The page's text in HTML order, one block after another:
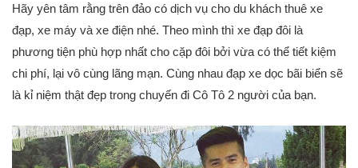
Hãy yên tâm rằng trên đảo có dịch vụ cho du khách thuê xe
đạp, xe máy và xe điện nhé. Theo mình thì xe đạp đôi là
phương tiện phù hợp nhất cho cặp đôi bởi vừa có thể tiết kiệm
chi phí, lại vô cùng lãng mạn. Cùng nhau đạp xe dọc bãi biển sẽ
là kỉ niệm thật đẹp trong chuyến đi Cô Tô 2 người của bạn.